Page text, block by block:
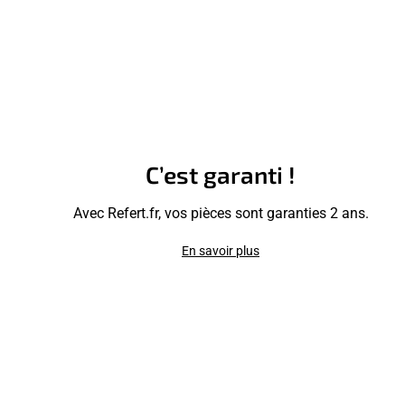
C’est garanti !
Avec Refert.fr, vos pièces sont garanties 2 ans.
En savoir plus